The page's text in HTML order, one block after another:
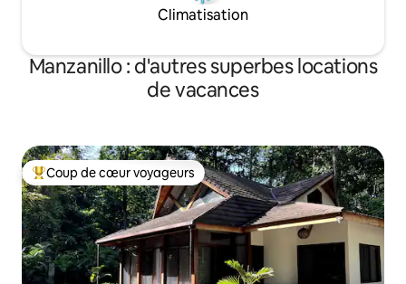
Climatisation
Manzanillo : d'autres superbes locations
de vacances
Coups de cœur voyageurs les plus appréciés
Coup de cœur voyageurs